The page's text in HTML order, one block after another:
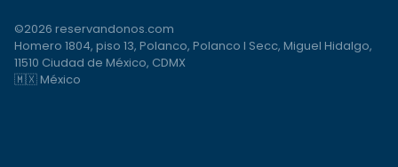
©2026 reservandonos.com
Homero 1804, piso 13, Polanco, Polanco I Secc, Miguel Hidalgo,
11510 Ciudad de México, CDMX
🇲🇽 México